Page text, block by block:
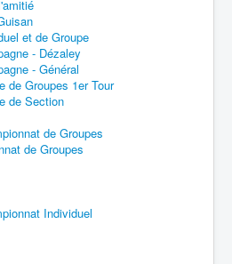
et de Groupe
- Dézaley
- Général
de Groupes 1er Tour
de Section
de Groupes
de Groupes
Individuel